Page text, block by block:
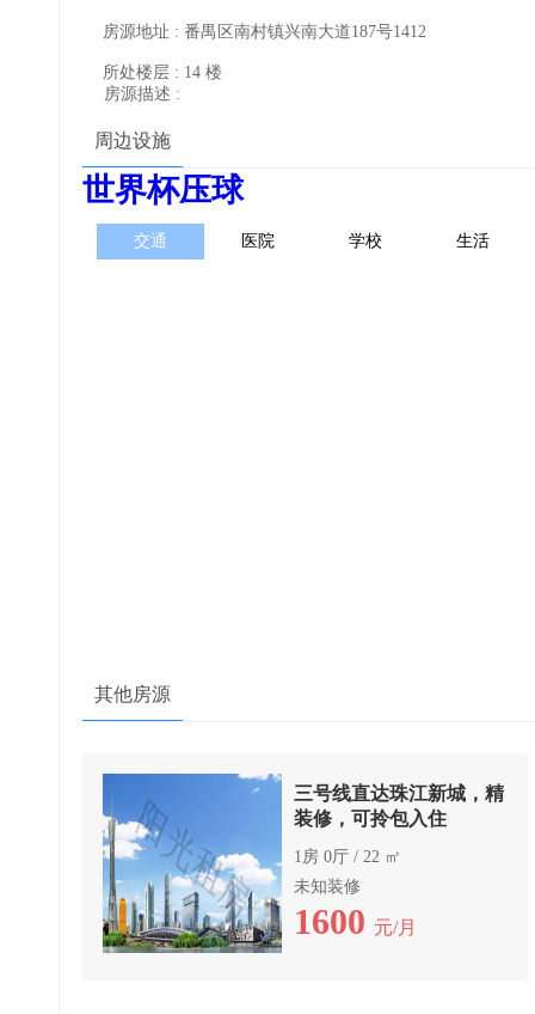
房源地址 : 番禺区南村镇兴南大道187号1412
所处楼层 : 14 楼
房源描述 :
周边设施
其他房源
三号线直达珠江新城，精
装修，可拎包入住
1房 0厅 / 22 ㎡
未知装修
1600 元/月